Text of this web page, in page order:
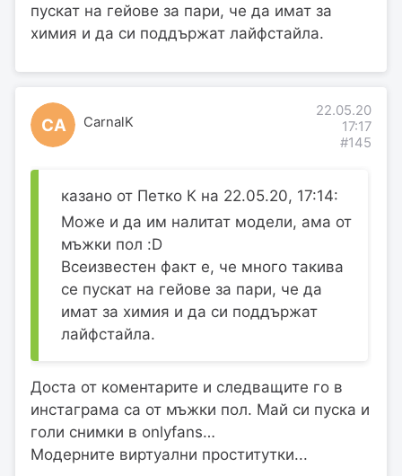
пускат на гейове за пари, че да имат за
химия и да си поддържат лайфстайла.
CA CarnalK
22.05.20
17:17
#145
казано от Петко К на 22.05.20, 17:14:
Може и да им налитат модели, ама от
мъжки пол :D
Всеизвестен факт е, че много такива
се пускат на гейове за пари, че да
имат за химия и да си поддържат
лайфстайла.
Доста от коментарите и следващите го в
инстаграма са от мъжки пол. Май си пуска и
голи снимки в onlyfans…
Модерните виртуални проститутки...